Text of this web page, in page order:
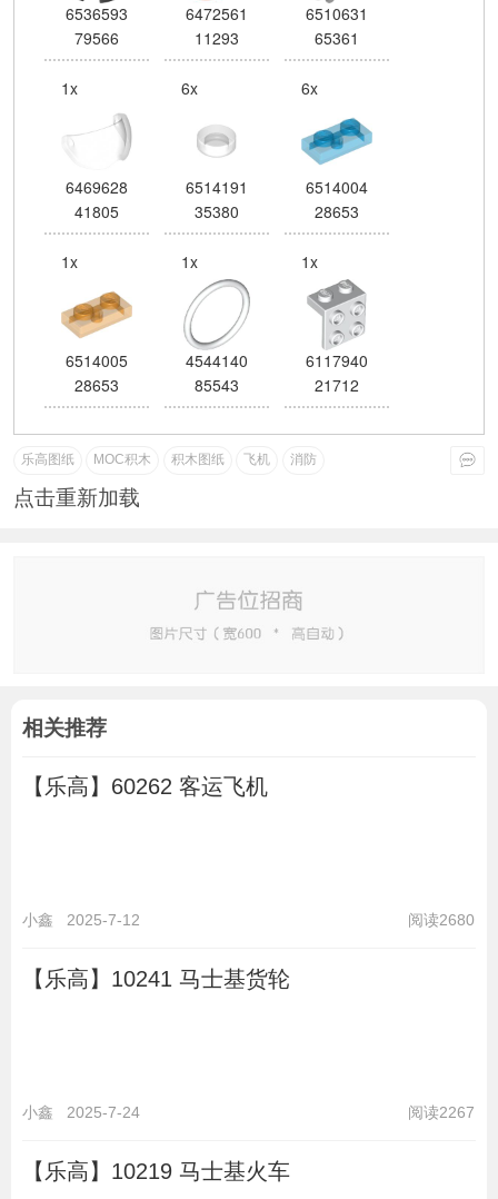
6536593
79566
6472561
11293
6510631
65361
1x
6469628
41805
6x
6514191
35380
6x
6514004
28653
1x
6514005
28653
1x
4544140
85543
1x
6117940
21712
乐高图纸 MOC积木 积木图纸 飞机 消防
点击重新加载
相关推荐
【乐高】60262 客运飞机
小鑫 2025-7-12 阅读2680
【乐高】10241 马士基货轮
小鑫 2025-7-24 阅读2267
【乐高】10219 马士基火车